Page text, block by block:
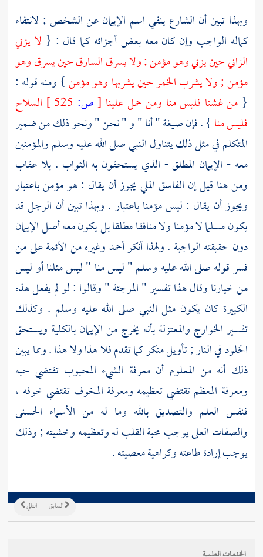
وبهذا تبين أن الشارع ينفي اسم الإيمان عن الشخص ; لانتفاء
كماله الواجب وإن كان معه بعض أجزائه كما قال : { لا يزني
الزاني حين يزني وهو مؤمن ; ولا يسرق السارق حين يسرق وهو
مؤمن ; ولا يشرب الخمر حين يشربها وهو مؤمن} ومنه قوله :
{ من غشنا فليس منا ومن حمل علينا [ص:
السلاح
فليس منا } . فإن صيغة " أنا " و " نحن " ونحو ذلك من ضمير
المتكلم في مثل ذلك يتناول النبي صلى الله عليه وسلم والمؤمنين
معه - الإيمان المطلق - الذي يستحقون به الثواب . بلا عقاب
ومن هنا قيل إن الفاسق الملي يجوز أن يقال : هو مؤمن باعتبار
ويجوز أن يقال : ليس مؤمنا باعتبار . وبهذا تبين أن الرجل قد
يكون مسلما لا مؤمنا ولا منافقا مطلقا بل يكون معه أصل الإيمان
دون حقيقته الواجبة . ولهذا أنكرأحمدوغيره من الأئمة على من
فسر قوله صلى الله عليه وسلم " ليس منا " ليس مثلنا أو ليس
من خيارنا وقال هذا تفسير "المرجئة" وقالوا : لو لم يفعل هذه
الكبيرة كان يكون مثل النبي صلى الله عليه وسلم . وكذلك
تفسيرالخوارج والمعتزلةبأنه يخرج من الإيمان بالكلية ويستحق
الخلود في النار ; تأويل منكر كما تقدم فلا هذا ولا هذا . ومما يبين
ذلك أنه من المعلوم أن معرفة الشيء المحبوب تقتضي حبه
ومعرفة المعظم تقتضي تعظيمه ومعرفة المخوف تقتضي خوفه ،
فنفس العلم والتصديق بالله وما له من الأسماء الحسنى
والصفات العلى يوجب محبة القلب له وتعظيمه وخشيته ; وذلك
يوجب إرادة طاعته وكراهية معصيته .
التالي السابق